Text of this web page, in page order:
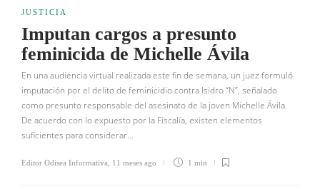
JUSTICIA
Imputan cargos a presunto
feminicida de Michelle Ávila
En una audiencia virtual realizada este fin de semana, un juez formuló
imputación por el delito de feminicidio contra Isidro “N”, señalado
como presunto responsable del asesinato de la joven Michelle Ávila.
De acuerdo con lo expuesto por la Fiscalía, existen elementos
suficientes para considerar…
Editor Odisea Informativa 11 meses ago 1 min